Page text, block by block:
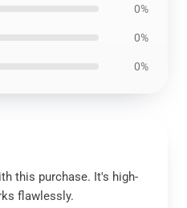
0%
0%
0%
this purchase. It's high-
flawlessly.